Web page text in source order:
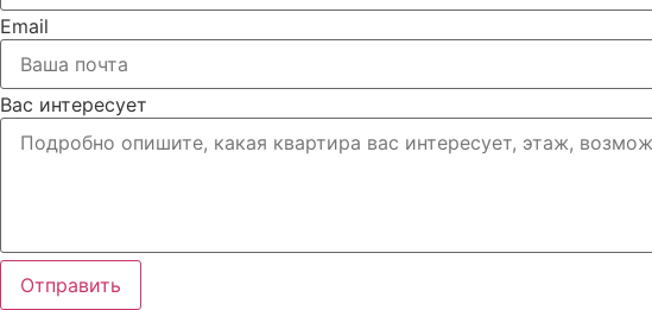
Email
Вас интересует
Отправить